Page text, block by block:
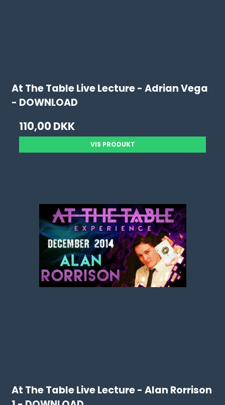
At The Table Live Lecture - Adrian Vega
- DOWNLOAD
110,00 DKK
VIS PRODUKT
At The Table Live Lecture - Alan Rorrison